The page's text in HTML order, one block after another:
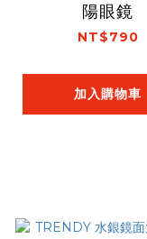
陽眼鏡
NT$790
加入購物車